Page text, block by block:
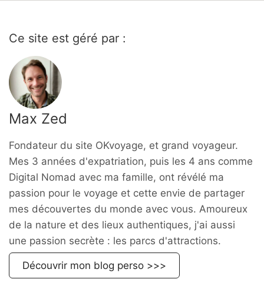
Ce site est géré par :
Max Zed
Fondateur du site OKvoyage, et grand voyageur.
Mes 3 années d'expatriation, puis les 4 ans comme
Digital Nomad avec ma famille, ont révélé ma
passion pour le voyage et cette envie de partager
mes découvertes du monde avec vous. Amoureux
de la nature et des lieux authentiques, j'ai aussi
une passion secrète : les parcs d'attractions.
Découvrir mon blog perso >>>